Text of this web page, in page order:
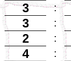
3 :
3 :
2 :
4 :